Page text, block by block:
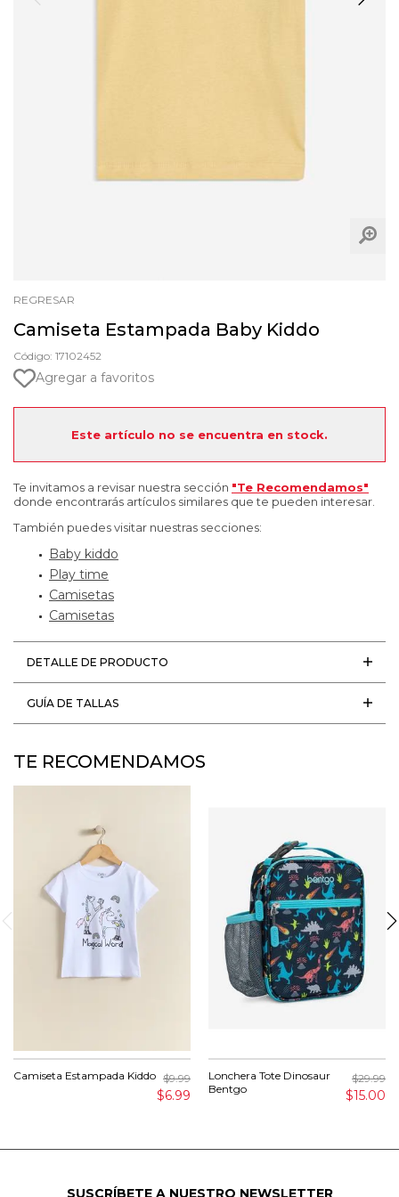
REGRESAR
Camiseta Estampada Baby Kiddo
Código: 17102452
Agregar a favoritos
Este artículo no se encuentra en stock.
Te invitamos a revisar nuestra sección "Te Recomendamos"
donde encontrarás artículos similares que te pueden interesar.
También puedes visitar nuestras secciones:
Baby kiddo
Play time
Camisetas
Camisetas
DETALLE DE PRODUCTO
GUÍA DE TALLAS
TE RECOMENDAMOS
Camiseta Estampada Kiddo $9.99
$6.99
Lonchera Tote Dinosaur
Bentgo
$29.99
$15.00
SUSCRÍBETE A NUESTRO NEWSLETTER